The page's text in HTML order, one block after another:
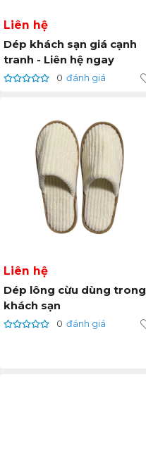
Liên hệ
Dép khách sạn giá cạnh
tranh - Liên hệ ngay
0 đánh giá
Liên hệ
Dép lông cừu dùng trong
khách sạn
0 đánh giá